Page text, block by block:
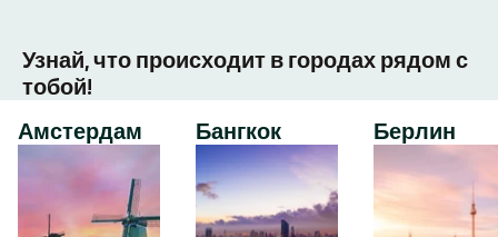
Узнай, что происходит в городах рядом с
тобой!
Амстердам
Бангкок Берлин